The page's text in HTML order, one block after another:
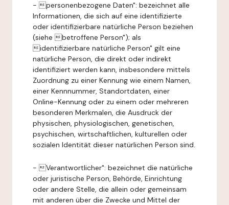
- personenbezogene Daten": bezeichnet alle
Informationen, die sich auf eine identifizierte
oder identifizierbare natürliche Person beziehen
(siehe betroffene Person"); als
identifizierbare natürliche Person" gilt eine
natürliche Person, die direkt oder indirekt
identifiziert werden kann, insbesondere mittels
Zuordnung zu einer Kennung wie einem Namen,
einer Kennnummer, Standortdaten, einer
Online-Kennung oder zu einem oder mehreren
besonderen Merkmalen, die Ausdruck der
physischen, physiologischen, genetischen,
psychischen, wirtschaftlichen, kulturellen oder
sozialen Identität dieser natürlichen Person sind.
- Verantwortlicher": bezeichnet die natürliche
oder juristische Person, Behörde, Einrichtung
oder andere Stelle, die allein oder gemeinsam
mit anderen über die Zwecke und Mittel der